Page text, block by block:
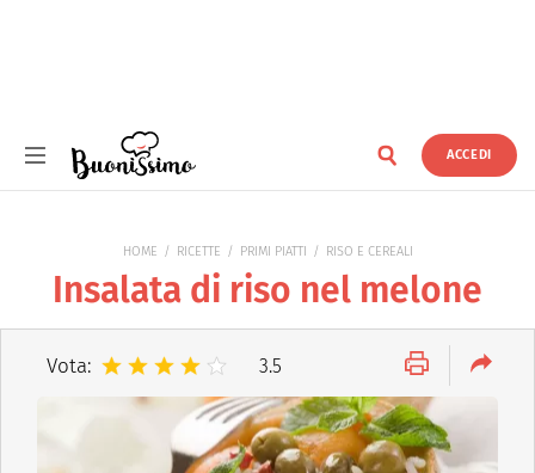
ACCEDI
HOME RICETTE PRIMI PIATTI RISO E CEREALI
Insalata di riso nel melone
Vota: 3.5